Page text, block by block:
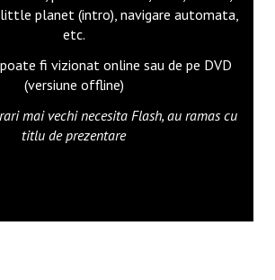
planet (intro), navigare automata,
etc.
fi vizionat online sau de pe DVD
(versiune offline)
mai vechi necesita Flash, au ramas cu
titlu de prezentare